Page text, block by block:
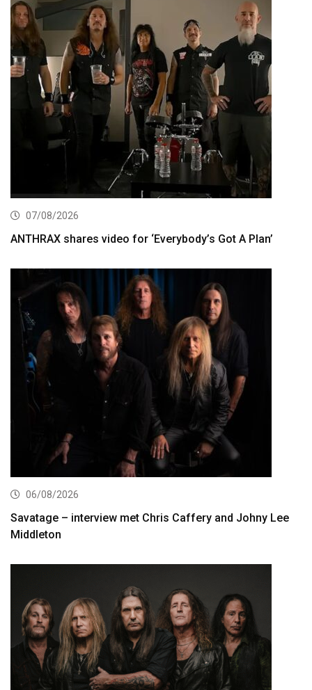
07/08/2026
ANTHRAX shares video for ‘Everybody’s Got A Plan’
06/08/2026
Savatage – interview met Chris Caffery and Johny Lee
Middleton